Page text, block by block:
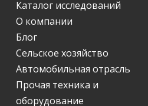
Каталог исследований
О компании
Блог
Сельское хозяйство
Автомобильная отрасль
Прочая техника и
оборудование